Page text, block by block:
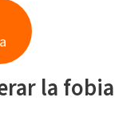
la fobia